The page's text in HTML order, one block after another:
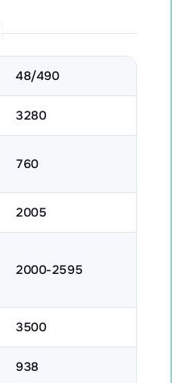
48/490
3280
760
2005
2000-2595
3500
938